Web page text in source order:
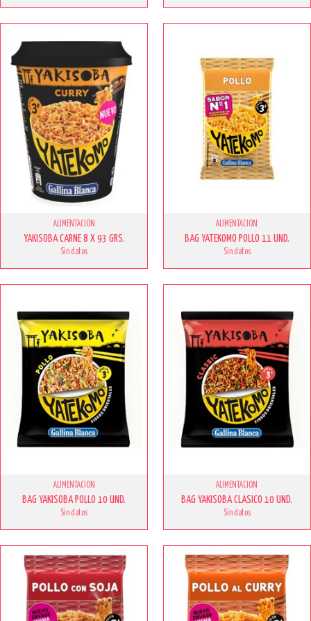
ALIMENTACION
YAKISOBA CARNE 8 X 93 GRS.
Sin datos
ALIMENTACION
BAG YATEKOMO POLLO 11 UND.
Sin datos
ALIMENTACION
BAG YAKISOBA POLLO 10 UND.
Sin datos
ALIMENTACION
BAG YAKISOBA CLASICO 10 UND.
Sin datos